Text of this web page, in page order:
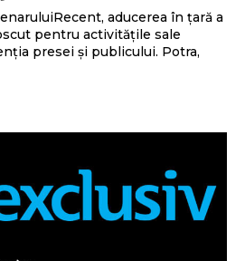
aducerea în țară a
pentru activitățile sale
presei și publicului. Potra,